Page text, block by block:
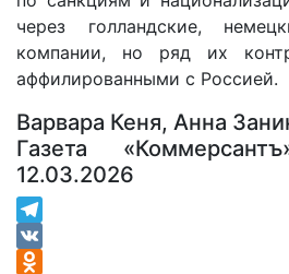
через голландские,
компании, но ряд их
аффилированными с Россией.
Варвара Кеня, Анна
Газета
12.03.2026
Telegram
VK